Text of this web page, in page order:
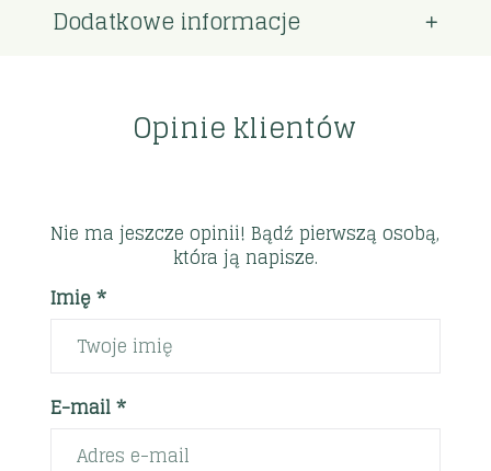
Dodatkowe informacje
Opinie klientów
Nie ma jeszcze opinii! Bądź pierwszą osobą,
która ją napisze.
Imię *
E-mail *